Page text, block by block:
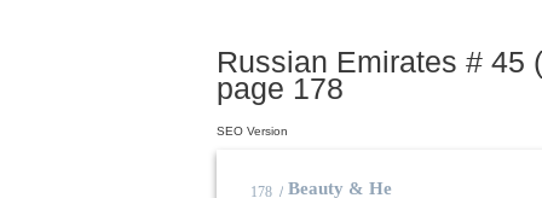
Russian Emirates # 45
page 178
178 / Beauty & Health
SEO Version